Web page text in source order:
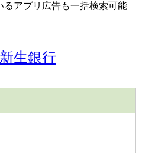
アプリ広告も一括検索可能
生銀行